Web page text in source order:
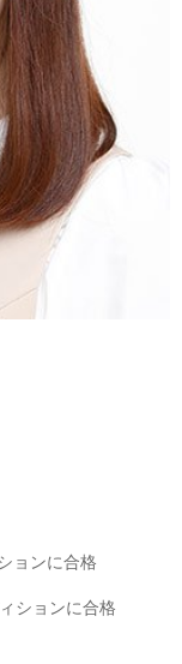
ョンに合格
ションに合格